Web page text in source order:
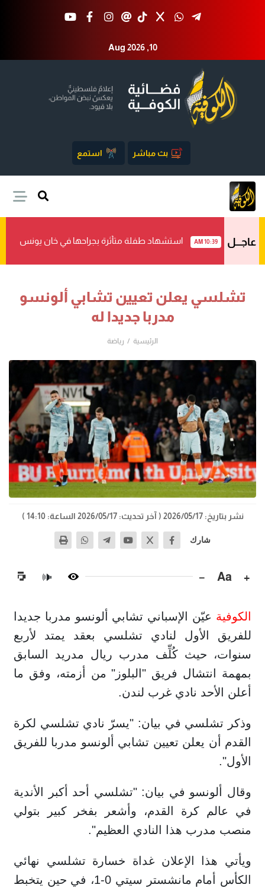
Aug 2026 ,10
بث مباشر استمع
عاجـــل 10:39 AM استشهاد طفلة متأثرة بجراحها في خان يونس
تشلسي يعلن تعيين تشابي ألونسو
مدربا جديدا له
الرئيسية رياضة
نشر بتاريخ: 2026/05/17 ( آخر تحديث: 2026/05/17 الساعة: 14:10 )
شارك
+
Aa
−
🔊
الكوفية عيّن الإسباني تشابي ألونسو مدربا جديدا
للفريق الأول لنادي تشلسي بعقد يمتد لأربع
سنوات، حيث كُلِّف مدرب ريال مدريد السابق
بمهمة انتشال فريق "البلوز" من أزمته، وفق ما
أعلن الأحد نادي غرب لندن.
وذكر تشلسي في بيان: "يسرّ نادي تشلسي لكرة
القدم أن يعلن تعيين تشابي ألونسو مدربا للفريق
الأول".
وقال ‌ألونسو ⁠في بيان: "تشلسي أحد ⁠أكبر ​الأندية
في ⁠عالم ​كرة القدم، وأشعر بفخر ​كبير بتولي
منصب مدرب هذا ​النادي ‌العظيم".
ويأتي هذا الإعلان غداة خسارة تشلسي نهائي
الكأس أمام مانشستر سيتي 0-1، في حين يتخبط